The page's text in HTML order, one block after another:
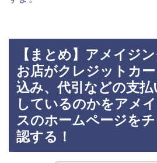
【まとめ】アメイジ
お店がクレジットカ
込み、代引などの支
しているのかをアメ
スのホームページを
認する！